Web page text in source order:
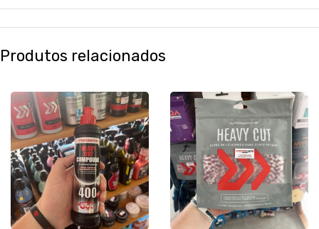
Produtos relacionados